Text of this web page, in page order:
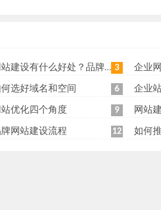
什么好处？品牌网站日常维护工作有哪些？ 3 企业
选好域名和空间 6 企业
优化四个角度 9 网站
网站建设流程 12 如何